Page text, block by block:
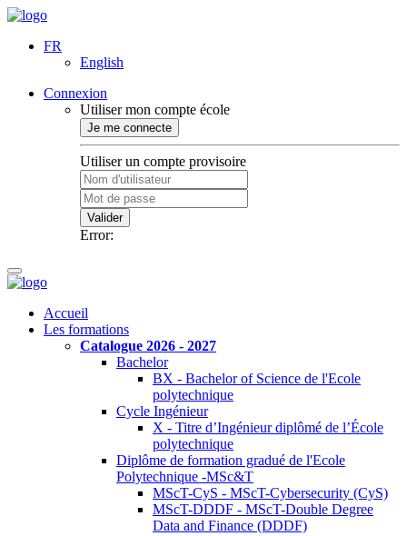
FR
English
Connexion
Utiliser mon compte école
Je me connecte
Utiliser un compte provisoire
Valider
Error:
Accueil
Les formations
Catalogue 2026 - 2027
Bachelor
BX - Bachelor of Science de l'Ecole
polytechnique
Cycle Ingénieur
X - Titre d’Ingénieur diplômé de l’École
polytechnique
Diplôme de formation gradué de l'Ecole
Polytechnique -MSc&T
MScT-CyS - MScT-Cybersecurity (CyS)
MScT-DDDF - MScT-Double Degree
Data and Finance (DDDF)